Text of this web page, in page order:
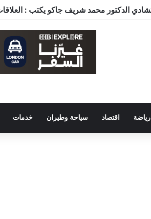
رياضة اقتصاد سياحة وطيران خدمات